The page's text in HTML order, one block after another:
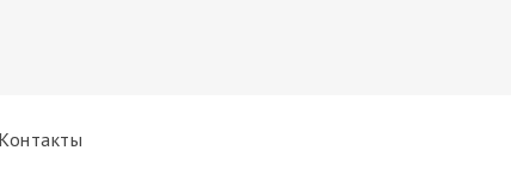
Контакты